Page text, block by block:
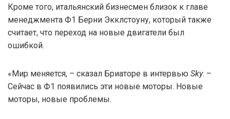
Кроме того, итальянский бизнесмен близок к главе
менеджмента Ф1 Берни Экклстоуну, который также
считает, что переход на новые двигатели был
ошибкой.
«Мир меняется, – сказал Бриаторе в интервью Sky. –
Сейчас в Ф1 появились эти новые моторы. Новые
моторы, новые проблемы.